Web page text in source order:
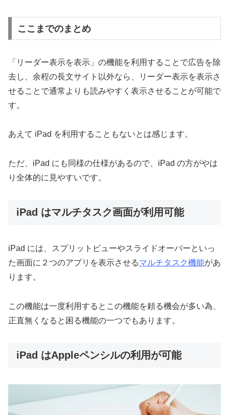
ここまでのまとめ
「リーダー表示を表示」の機能を利用することで広告を除
去し、余程の長文サイト以外なら、リーダー表示を表示さ
せることで通常よりも読みやすく表示させることが可能で
す。
あえて iPad を利用することもないとは感じます。
ただ、iPad にも同様の仕様があるので、iPad の方がやは
り全体的に見やすいです。
iPad はマルチタスク画面が利用可能
iPad には、スプリットビューやスライドオーバーといっ
た画面に２つのアプリを表示させるマルチタスク機能があ
ります。
この機能は一度利用するとこの機能を頼る機会が多い為、
正直無くなると困る機能の一つでもあります。
iPad はAppleペンシルの利用が可能